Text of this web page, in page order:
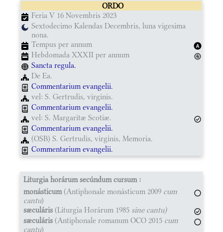
ORDO
Feria V 16 Novembris 2023
Sextodecimo Kalendas Decembris, luna vigesima
nona.
Tempus per annum
Hebdomada XXXII per annum
Sancta regula.
De Ea.
Commentarium evangelii.
vel: S. Gertrudis, virginis.
Commentarium evangelii.
vel: S. Margaritæ Scotiæ.
Commentarium evangelii.
(OSB) S. Gertrudis, virginis, Memoria.
Commentarium evangelii.
Liturgia horárum secúndum cursum :
monásticum(Antiphonale monásticum 2009 cum
cantu)
sæculáris (Liturgia Horárum 1985 sine cantu)
sæculáris (Antiphonale romanum OCO 2015 cum
cantu)